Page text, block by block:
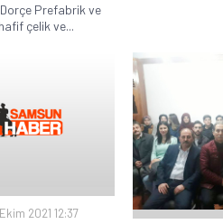
Prefabrik ve
çelik ve...
2021 12:37